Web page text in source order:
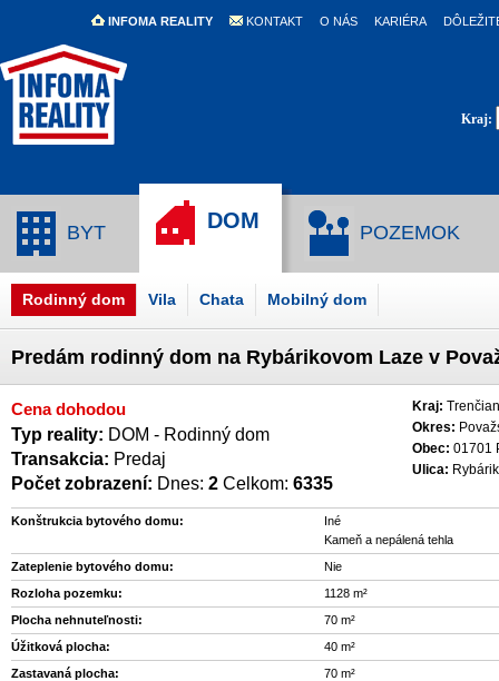
INFOMA REALITY KONTAKT O NÁS KARIÉRA
Kraj:
BYT DOM POZEMOK
Rodinný dom Vila Chata Mobilný dom
Predám rodinný dom na Rybárikovom Laze v
Kraj:
Okres:
Obec: 01701
Ulica:
Cena dohodou
Typ reality: DOM - Rodinný dom
Transakcia: Predaj
Počet zobrazení: Dnes: 2 Celkom: 6335
Konštrukcia bytového domu:
Iné
Kameň a nepálená tehla
Zateplenie bytového domu:
Nie
Rozloha pozemku:
1128 m²
Plocha nehnuteľnosti:
70 m²
Úžitková plocha:
40 m²
Zastavaná plocha:
70 m²